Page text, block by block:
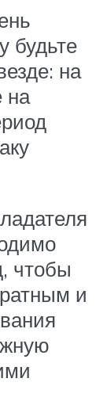
будьте
на
на
чтобы
и